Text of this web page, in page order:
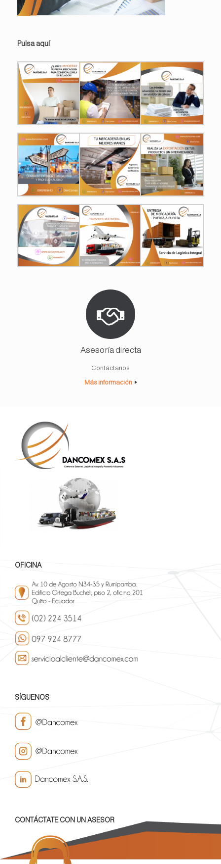
Pulsa aquí
Asesoría directa
Contáctanos
Más información
OFICINA
SÍGUENOS
CONTÁCTATE CON UN ASESOR